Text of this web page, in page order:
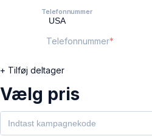
Telefonnummer
Telefonnummer
+ Tilføj deltager
Vælg pris